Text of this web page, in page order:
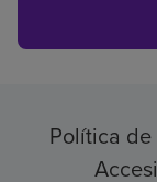
Política